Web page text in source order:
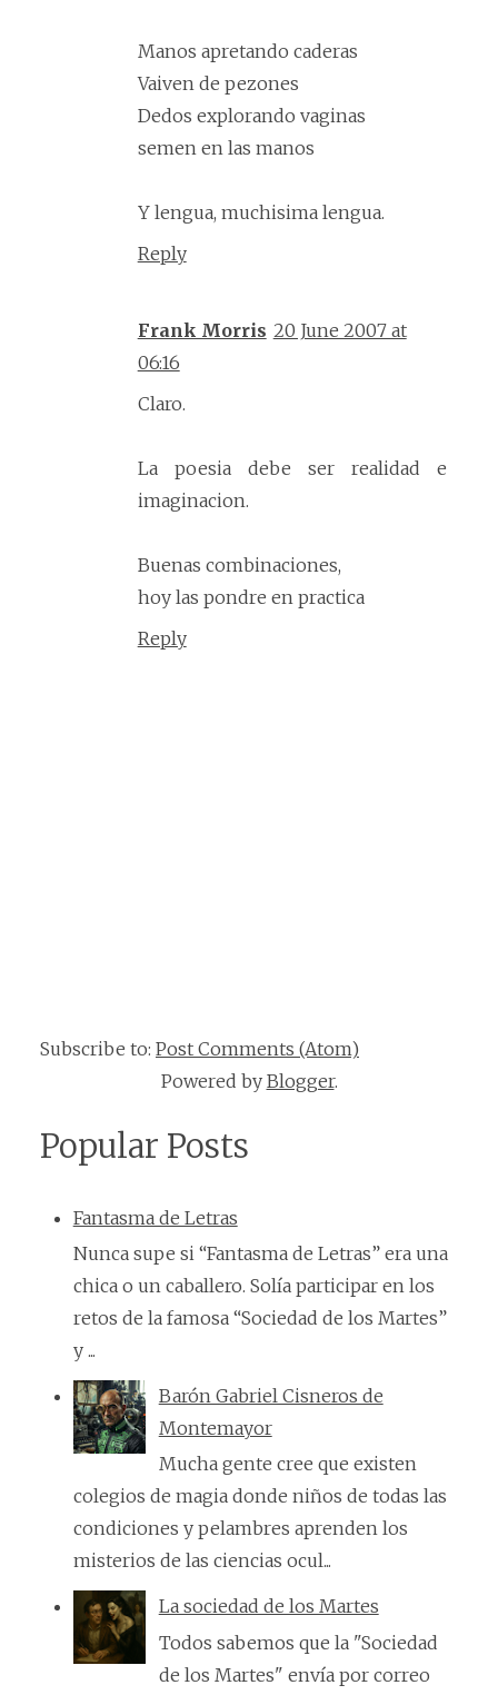
Manos apretando caderas
Vaiven de pezones
Dedos explorando vaginas
semen en las manos
Y lengua, muchisima lengua.
Reply
Frank Morris 20 June 2007 at
06:16
Claro.
La poesia debe ser realidad e
imaginacion.
Buenas combinaciones,
hoy las pondre en practica
Reply
Subscribe to: Post Comments (Atom)
Powered by Blogger.
Popular Posts
Fantasma de Letras
Nunca supe si “Fantasma de Letras” era una
chica o un caballero. Solía participar en los
retos de la famosa “Sociedad de los Martes”
y ...
Barón Gabriel Cisneros de
Montemayor
Mucha gente cree que existen
colegios de magia donde niños de todas las
condiciones y pelambres aprenden los
misterios de las ciencias ocul...
La sociedad de los Martes
Todos sabemos que la "Sociedad
de los Martes" envía por correo